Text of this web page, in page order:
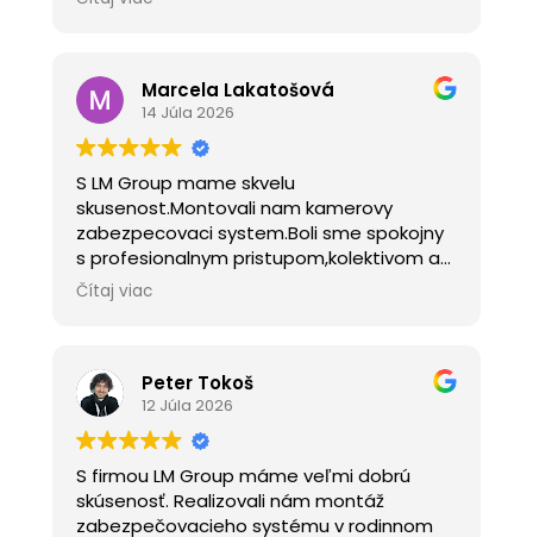
funkcnost a efektivitu posudime po
blizkom okoliMarcela Lakatošová
14 Júla 2026
S LM Group mame skvelu
skusenost.Montovali nam kamerovy
zabezpecovaci system.Boli sme spokojny
s profesionalnym pristupom,kolektivom a
rychlym vybavenim vsetkych sluzieb podla
poziadaviek.Odporucame vsetkym kto by
Čítaj viac
Peter Tokoš
12 Júla 2026
S firmou LM Group máme veľmi dobrú
skúsenosť. Realizovali nám montáž
zabezpečovacieho systému v rodinnom